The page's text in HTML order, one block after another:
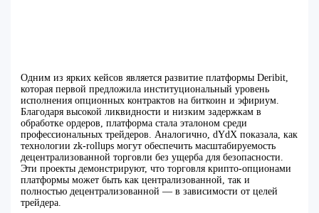
Одним из ярких кейсов является развитие платформы Deribit,
которая первой предложила институциональный уровень
исполнения опционных контрактов на биткоин и эфириум.
Благодаря высокой ликвидности и низким задержкам в
обработке ордеров, платформа стала эталоном среди
профессиональных трейдеров. Аналогично, dYdX показала, как
технологии zk-rollups могут обеспечить масштабируемость
децентрализованной торговли без ущерба для безопасности.
Эти проекты демонстрируют, что торговля крипто-опционами
платформы может быть как централизованной, так и
полностью децентрализованной — в зависимости от целей
трейдера.